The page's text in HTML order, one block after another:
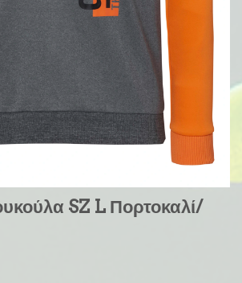
SZ L Πορτοκαλί/